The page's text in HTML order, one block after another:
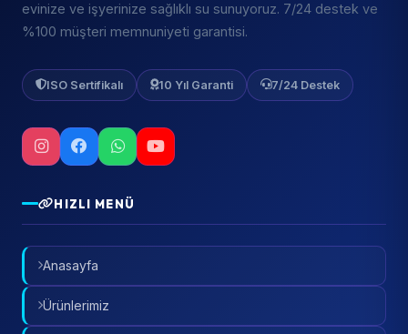
evinize ve işyerinize sağlıklı su sunuyoruz. 7/24 destek ve
%100 müşteri memnuniyeti garantisi.
ISO Sertifikalı 10 Yıl Garanti 7/24 Destek
HIZLI MENÜ
Anasayfa
Ürünlerimiz